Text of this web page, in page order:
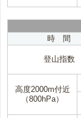
時 間
登山指数
高度2000m付近
（800hPa）